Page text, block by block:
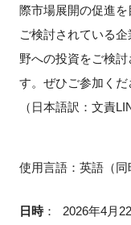
際市場展開の促進
ご検討されている
野への投資をご検
す。ぜひご参加くだ
（日本語訳：文責
使用言語：英語（同
日時： 2026年4月